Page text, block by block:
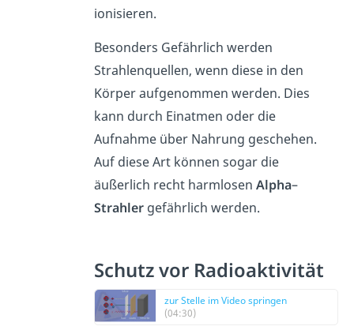
ionisieren.
Besonders Gefährlich werden
Strahlenquellen, wenn diese in den
Körper aufgenommen werden. Dies
kann durch Einatmen oder die
Aufnahme über Nahrung geschehen.
Auf diese Art können sogar die
äußerlich recht harmlosenAlpha–
Strahler gefährlich werden.
Schutz vor Radioaktivität
zur Stelle im Video springen
(04:30)